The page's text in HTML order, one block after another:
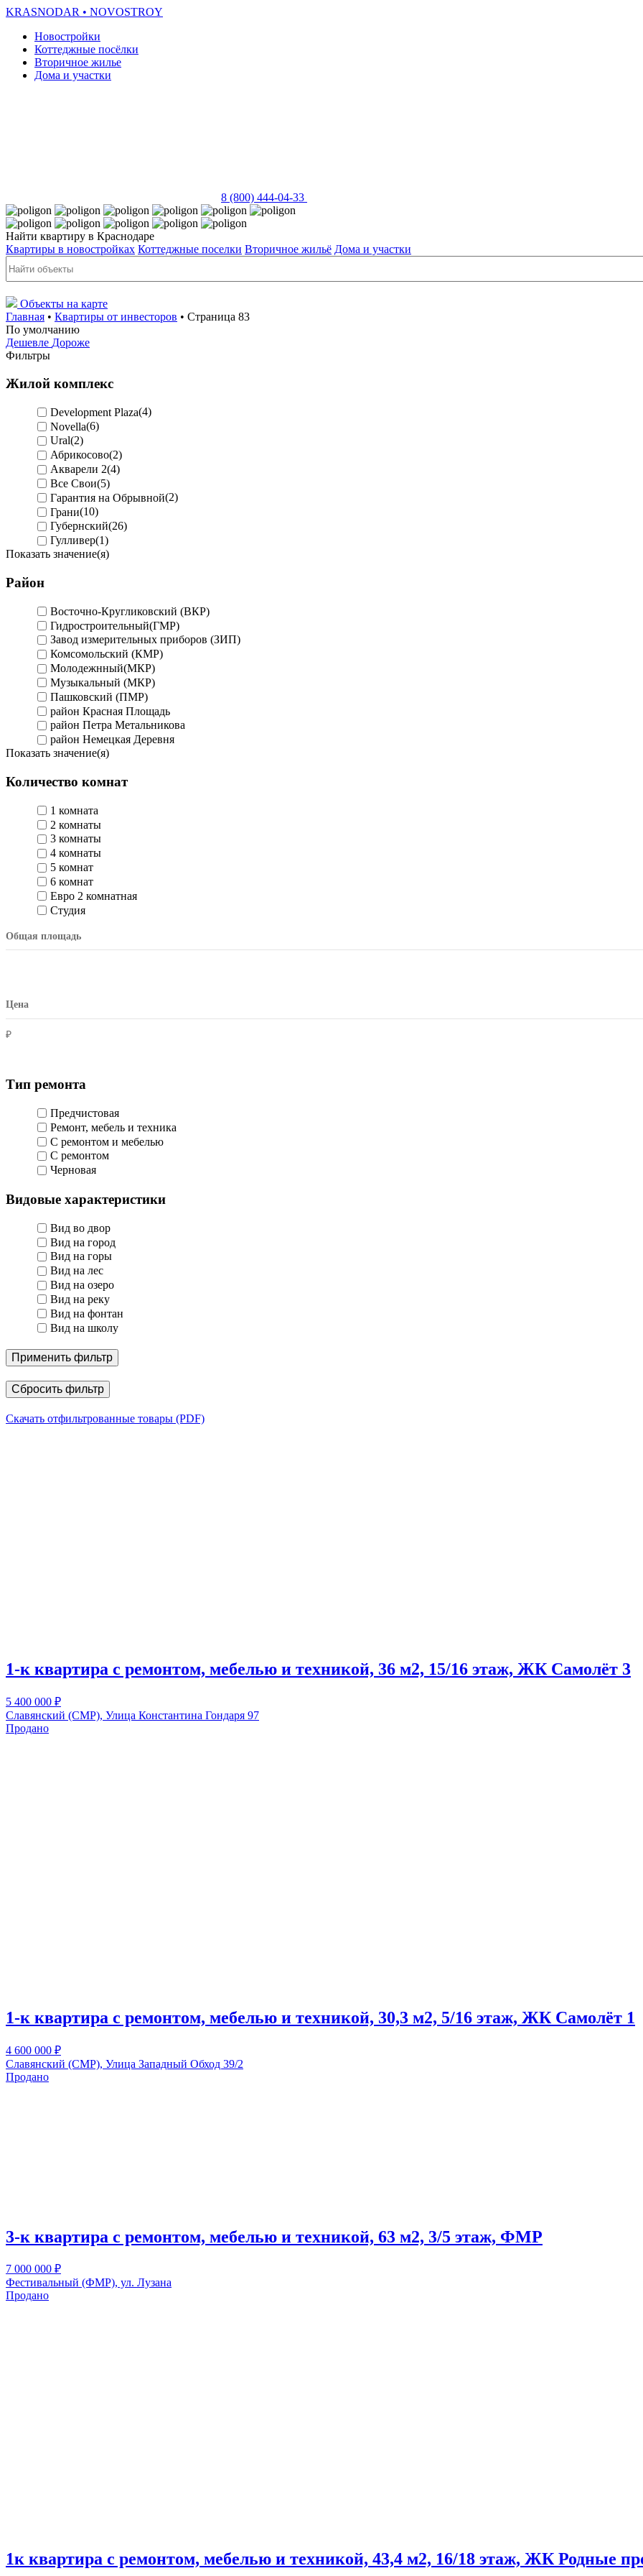
KRASNODAR • NOVOSTROY
Новостройки
Коттеджные посёлки
Вторичное жилье
Дома и участки
8 (800) 444-04-33
Найти квартиру в Краснодаре
Квартиры в новостройках Коттеджные поселки Вторичное жильё Дома и участки
Объекты на карте
Главная • Квартиры от инвесторов • Страница 83
По умолчанию
Дешевле Дороже
Фильтры
Жилой комплекс
Development Plaza(4)
Novella(6)
Ural(2)
Абрикосово(2)
Акварели 2(4)
Все Свои(5)
Гарантия на Обрывной(2)
Грани(10)
Губернский(26)
Гулливер(1)
Показать значение(я)
Район
Восточно-Кругликовский (ВКР)
Гидростроительный(ГМР)
Завод измерительных приборов (ЗИП)
Комсомольский (КМР)
Молодежнный(МКР)
Музыкальный (МКР)
Пашковский (ПМР)
район Красная Площадь
район Петра Метальникова
район Немецкая Деревня
Показать значение(я)
Количество комнат
1 комната
2 комнаты
3 комнаты
4 комнаты
5 комнат
6 комнат
Евро 2 комнатная
Студия
Общая площадь
Цена
₽
Тип ремонта
Предчистовая
Ремонт, мебель и техника
С ремонтом и мебелью
С ремонтом
Черновая
Видовые характеристики
Вид во двор
Вид на город
Вид на горы
Вид на лес
Вид на озеро
Вид на реку
Вид на фонтан
Вид на школу
Применить фильтр
Сбросить фильтр
Скачать отфильтрованные товары (PDF)
1-к квартира с ремонтом, мебелью и техникой, 36 м2, 15/16 этаж, ЖК Самолёт 3
5 400 000 ₽
Славянский (СМР), Улица Константина Гондаря 97
Продано
1-к квартира с ремонтом, мебелью и техникой, 30,3 м2, 5/16 этаж, ЖК Самолёт 1
4 600 000 ₽
Славянский (СМР), Улица Западный Обход 39/2
Продано
3-к квартира с ремонтом, мебелью и техникой, 63 м2, 3/5 этаж, ФМР
7 000 000 ₽
Фестивальный (ФМР), ул. Лузана
Продано
1к квартира с ремонтом, мебелью и техникой, 43,4 м2, 16/18 этаж, ЖК Родные